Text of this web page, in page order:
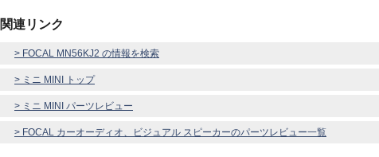
関連リンク
> FOCAL MN56KJ2 の情報を検索
> ミニ MINI トップ
> ミニ MINI パーツレビュー
> FOCAL カーオーディオ、ビジュアル スピーカーのパーツレビュー一覧